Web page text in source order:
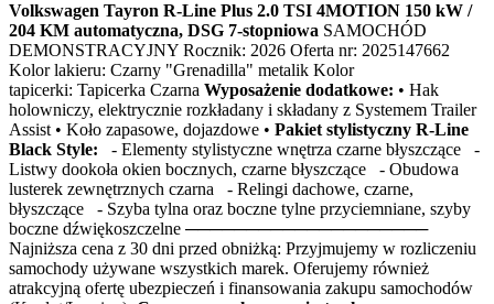
Volkswagen Tayron R-Line Plus 2.0 TSI 4MOTION 150 kW /
204 KM automatyczna, DSG 7-stopniowa SAMOCHÓD
DEMONSTRACYJNY Rocznik: 2026 Oferta nr: 2025147662
Kolor lakieru: Czarny "Grenadilla" metalik Kolor
tapicerki: Tapicerka Czarna Wyposażenie dodatkowe: • Hak
holowniczy, elektrycznie rozkładany i składany z Systemem Trailer
Assist • Koło zapasowe, dojazdowe • Pakiet stylistyczny R-Line
Black Style: - Elementy stylistyczne wnętrza czarne błyszczące -
Listwy dookoła okien bocznych, czarne błyszczące - Obudowa
lusterek zewnętrznych czarna - Relingi dachowe, czarne,
błyszczące - Szyba tylna oraz boczne tylne przyciemniane, szyby
boczne dźwiękoszczelne ────────────────────
Najniższa cena z 30 dni przed obniżką: Przyjmujemy w rozliczeniu
samochody używane wszystkich marek. Oferujemy również
atrakcyjną ofertę ubezpieczeń i finansowania zakupu samochodów